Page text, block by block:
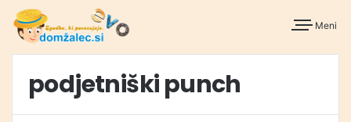
Meni
podjetniški punch